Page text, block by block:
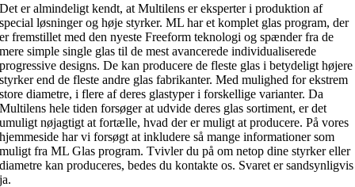
Det er almindeligt kendt, at Multilens er eksperter i produktion af
special løsninger og høje styrker. ML har et komplet glas program, der
er fremstillet med den nyeste Freeform teknologi og spænder fra de
mere simple single glas til de mest avancerede individualiserede
progressive designs. De kan producere de fleste glas i betydeligt højere
styrker end de fleste andre glas fabrikanter. Med mulighed for ekstrem
store diametre, i flere af deres glastyper i forskellige varianter. Da
Multilens hele tiden forsøger at udvide deres glas sortiment, er det
umuligt nøjagtigt at fortælle, hvad der er muligt at producere. På vores
hjemmeside har vi forsøgt at inkludere så mange informationer som
muligt fra ML Glas program. Tvivler du på om netop dine styrker eller
diametre kan produceres, bedes du kontakte os. Svaret er sandsynligvis
ja.